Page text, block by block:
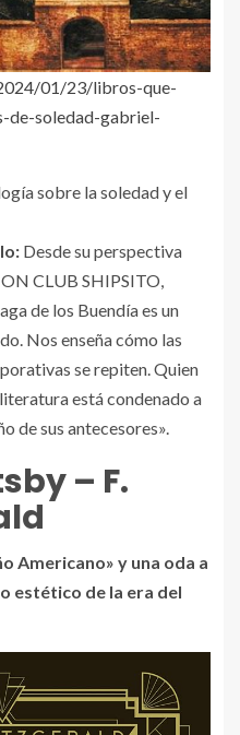
01/23/libros-que-
de-soledad-gabriel-
sobre la soledad y el
Desde su perspectiva
CLUB SHIPSITO,
de los Buendía es un
Nos enseña cómo las
se repiten. Quien
está condenado a
de sus antecesores».
– F.
Americano» y una oda a
estético de la era del